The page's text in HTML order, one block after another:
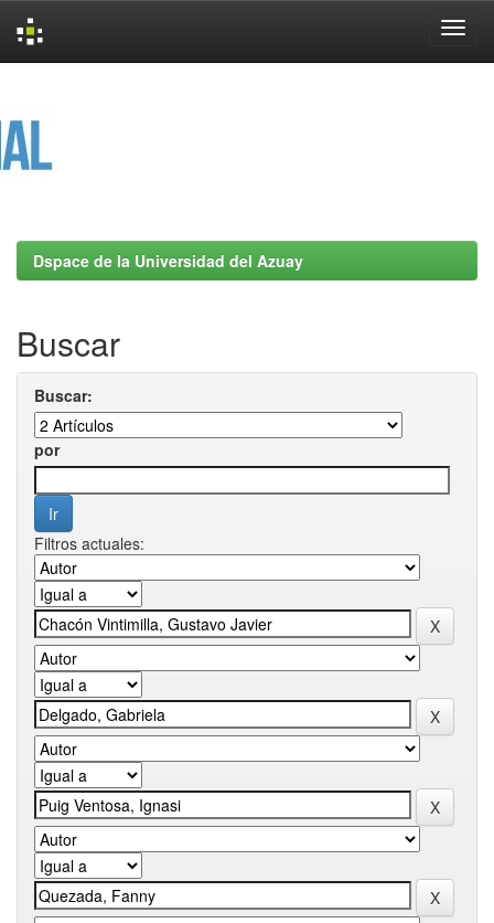
Dspace de la Universidad del Azuay
Buscar
Buscar:
por
Filtros actuales: